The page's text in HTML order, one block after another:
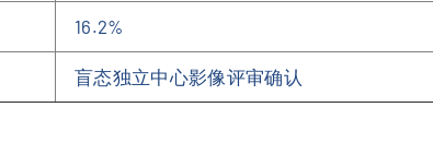
16.2%
盲态独立中心影像评审确认